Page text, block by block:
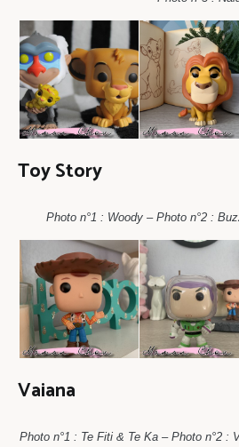
Toy Story
Photo n°1 : Woody – Photo n°2 :
Vaiana
Photo n°1 : Te Fiti & Te Ka – Photo n°2 :